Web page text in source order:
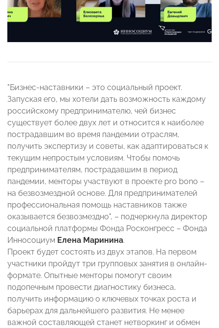
"Бизнес-наставники – это социальный проект.
Запуская его, мы хотели дать возможность каждому
российскому предпринимателю, чей бизнес
существует более двух лет и относится к наиболее
пострадавшим во время пандемии отраслям,
получить экспертизу и советы, как адаптироваться к
текущим непростым условиям. Чтобы помочь
предпринимателям, пострадавшим в период
пандемии, менторы участвуют в проекте pro bono –
на безвозмездной основе. Для предпринимателей
профессиональная помощь наставников также
оказывается безвозмездно", – подчеркнула директор
социальной платформы Фонда Росконгресс – Фонда
Инносоциум Елена Маринина.
Проект будет состоять из двух этапов. На первом
участники пройдут три групповых занятия в онлайн-
формате. Опытные менторы помогут своим
подопечным провести диагностику бизнеса,
получить информацию о ключевых точках роста и
барьерах для дальнейшего развития. Не менее
важной составляющей станет нетворкинг и обмен